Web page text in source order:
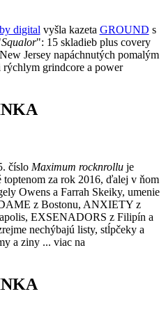
digital vyšla kazeta GROUND s
Squalor": 15 skladieb plus covery
Jersey napáchnutých pomalým
rýchlym grindcore a power
číslo Maximum rocknrolluje
toptenom za rok 2016, ďalej v ňom
Owens a Farrah Skeiky, umenie
z Bostonu, ANXIETY z
EXSENADORS z Filipín a
nechýbajú listy, stĺpčeky a
a ziny ... viac na